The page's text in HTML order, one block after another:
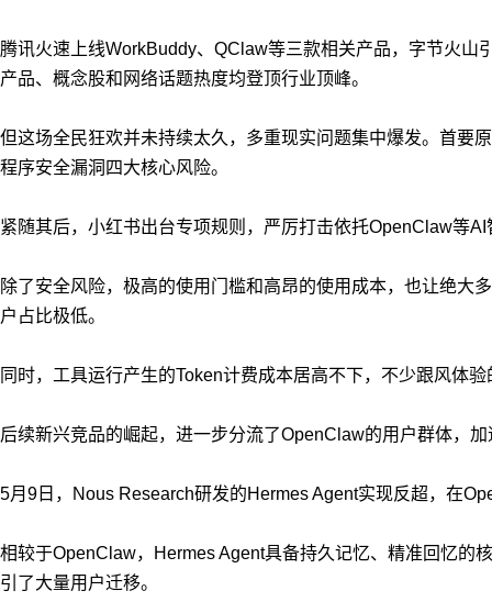
腾讯火速上线WorkBuddy、QClaw等三款相关产品，字节火山
产品、概念股和网络话题热度均登顶行业顶峰。
但这场全民狂欢并未持续太久，多重现实问题集中爆发。首要
程序安全漏洞四大核心风险。
紧随其后，小红书出台专项规则，严厉打击依托OpenClaw等
除了安全风险，极高的使用门槛和高昂的使用成本，也让绝大
户占比极低。
同时，工具运行产生的Token计费成本居高不下，不少跟风体
后续新兴竞品的崛起，进一步分流了OpenClaw的用户群体，
5月9日，Nous Research研发的Hermes Agent实现反超，在
相较于OpenClaw，Hermes Agent具备持久记忆、精准回忆的
引了大量用户迁移。